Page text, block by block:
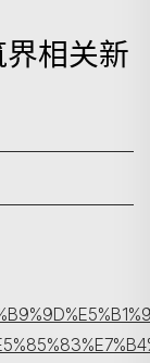
相关新